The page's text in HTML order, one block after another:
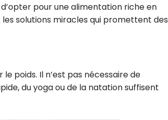
pour une alimentation riche en
solutions miracles qui promettent des
poids. Il n’est pas nécessaire de
du yoga ou de la natation suffisent